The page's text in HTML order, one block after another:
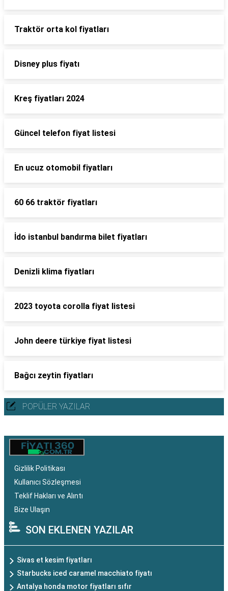
Traktör orta kol fiyatları
Disney plus fiyatı
Kreş fiyatları 2024
Güncel telefon fiyat listesi
En ucuz otomobil fiyatları
60 66 traktör fiyatları
İdo istanbul bandırma bilet fiyatları
Denizli klima fiyatları
2023 toyota corolla fiyat listesi
John deere türkiye fiyat listesi
Bağcı zeytin fiyatları
POPÜLER YAZILAR
Gizlilik Politikası
Kullanıcı Sözleşmesi
Teklif Hakları ve Alıntı
Bize Ulaşın
SON EKLENEN YAZILAR
Sivas et kesim fiyatları
Starbucks iced caramel macchiato fiyatı
Antalya honda motor fiyatları sıfır